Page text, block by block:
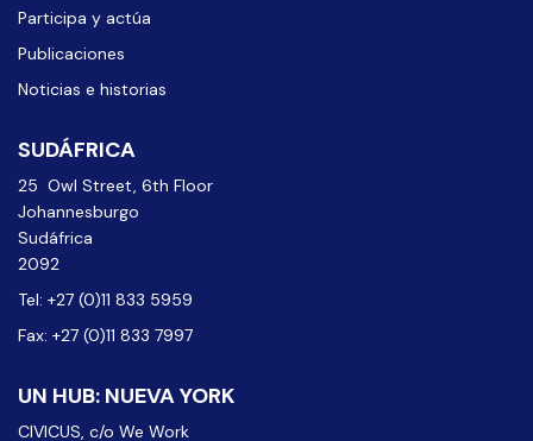
Participa y actúa
Publicaciones
Noticias e historias
SUDÁFRICA
25 Owl Street, 6th Floor
Johannesburgo
Sudáfrica
2092
Tel: +27 (0)11 833 5959
Fax: +27 (0)11 833 7997
UN HUB: NUEVA YORK
CIVICUS, c/o We Work